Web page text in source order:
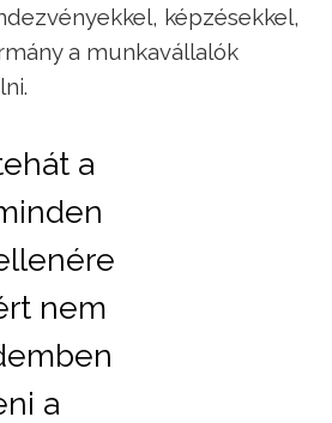
képzésekkel,
a munkavállalók
a
nem
a